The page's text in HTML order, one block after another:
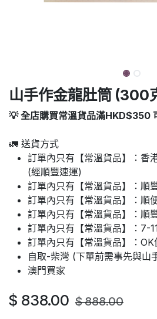
山手作金龍肚筒 (300
💡 全店購買常溫貨品滿HKD$350
🚛 送貨方式
訂單內只有【常溫貨品】：香
(經順豐速運)
訂單內只有【常溫貨品】：順
訂單內只有【常溫貨品】：順
訂單內只有【常溫貨品】：順
訂單內只有【常溫貨品】：7-
訂單內只有【常溫貨品】：
自取-柴灣 (下單前需事先與山
澳門買家
$ 838.00 $888.00